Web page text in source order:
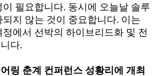
필요합니다. 동시에 오늘날 솔루
지 않는 것이 중요합니다. 이는
에서 선박의 하이브리드화 및 전
다.
링 춘계 컨퍼런스 성황리에 개최